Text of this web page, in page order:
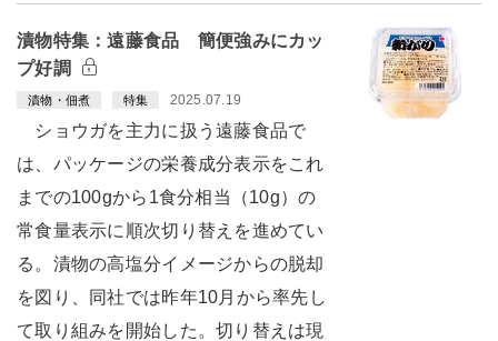
漬物特集：遠藤食品 簡便強みにカッ
プ好調
漬物・佃煮 特集 2025.07.19
ショウガを主力に扱う遠藤食品で
は、パッケージの栄養成分表示をこれ
までの100gから1食分相当（10g）の
常食量表示に順次切り替えを進めてい
る。漬物の高塩分イメージからの脱却
を図り、同社では昨年10月から率先し
て取り組みを開始した。切り替えは現